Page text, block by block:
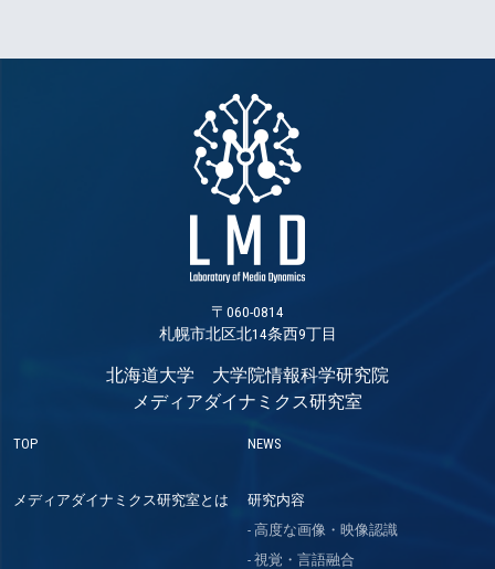
〒060-0814
札幌市北区北14条西9丁目
北海道大学 大学院情報科学研究院
メディアダイナミクス研究室
TOP NEWS
メディアダイナミクス研究室とは
研究内容
高度な画像・映像認識
視覚・言語融合